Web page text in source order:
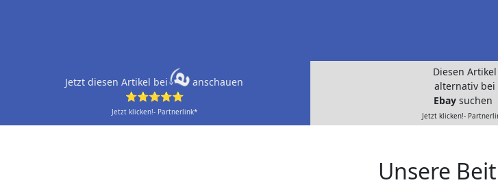
Jetzt diesen Artikel bei
anschauen
⭐⭐⭐⭐⭐
Jetzt klicken!- Partnerlink*
Diesen Artikel
alternativ bei
Ebay suchen
Jetzt klicken!-
Unsere